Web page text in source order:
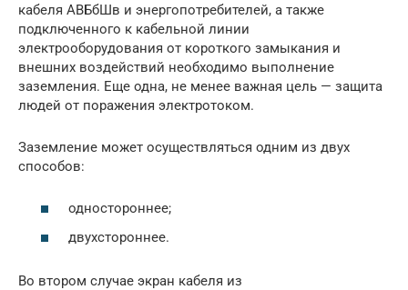
кабеля АВБбШв и энергопотребителей, а также
подключенного к кабельной линии
электрооборудования от короткого замыкания и
внешних воздействий необходимо выполнение
заземления. Еще одна, не менее важная цель — защита
людей от поражения электротоком.
Заземление может осуществляться одним из двух
способов:
одностороннее;
двухстороннее.
Во втором случае экран кабеля из